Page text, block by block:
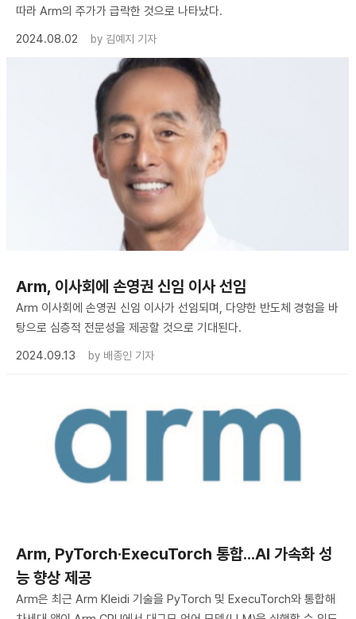
따라 Arm의 주가가 급락한 것으로 나타났다.
2024.08.02
by 김예지 기자
Arm, 이사회에 손영권 신임 이사 선임
Arm 이사회에 손영권 신임 이사가 선임되며, 다양한 반도체 경험을 바
탕으로 심층적 전문성을 제공할 것으로 기대된다.
2024.09.13
by 배종인 기자
​Arm, PyTorch·ExecuTorch 통합...AI 가속화 성
능 향상 제공
Arm은 최근 Arm Kleidi 기술을 PyTorch 및 ExecuTorch와 통합해